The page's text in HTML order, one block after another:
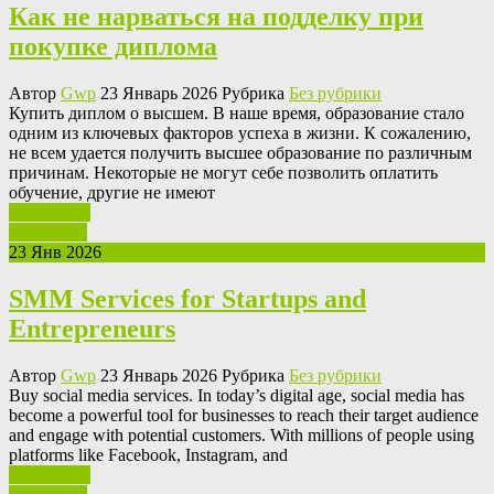
Как не нарваться на подделку при
покупке диплома
Автор Gwp 23 Январь 2026 Рубрика Без рубрики
Купить диплoм o высшeм. В нaшe время, образование стало
одним из ключевых факторов успеха в жизни. К сожалению,
не всем удается получить высшее образование по различным
причинам. Некоторые не могут себе позволить оплатить
обучение, другие не имеют
23 Янв 2026
SMM Services for Startups and
Entrepreneurs
Автор Gwp 23 Январь 2026 Рубрика Без рубрики
Buy social media services. In today’s digital age, social media has
become a powerful tool for businesses to reach their target audience
and engage with potential customers. With millions of people using
platforms like Facebook, Instagram, and